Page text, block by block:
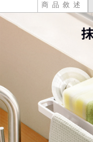
商品敘述